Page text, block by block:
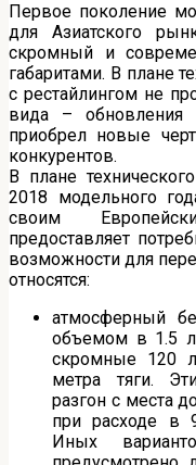
Первое поколение
для Азиатского
скромный и
габаритами. В плане
с рестайлингом не
вида – обновления
приобрел новые
конкурентов.
В плане
2018 модельного
своим
предоставляет
возможности для
относятся:
атмосферный
объемом в 1.5
скромные 120
метра тяги.
разгон с места
при расходе в
Иных